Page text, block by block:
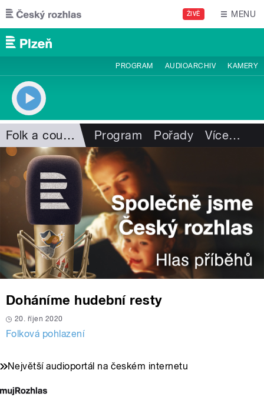
Přejít k hlavnímu obsahu
ŽIVĚ MENU
PROGRAM AUDIOARCHIV KAMERY
Folk a country Program Pořady Více…
Doháníme hudební resty
20. říjen 2020
Folková pohlazení
Největší audioportál na českém internetu